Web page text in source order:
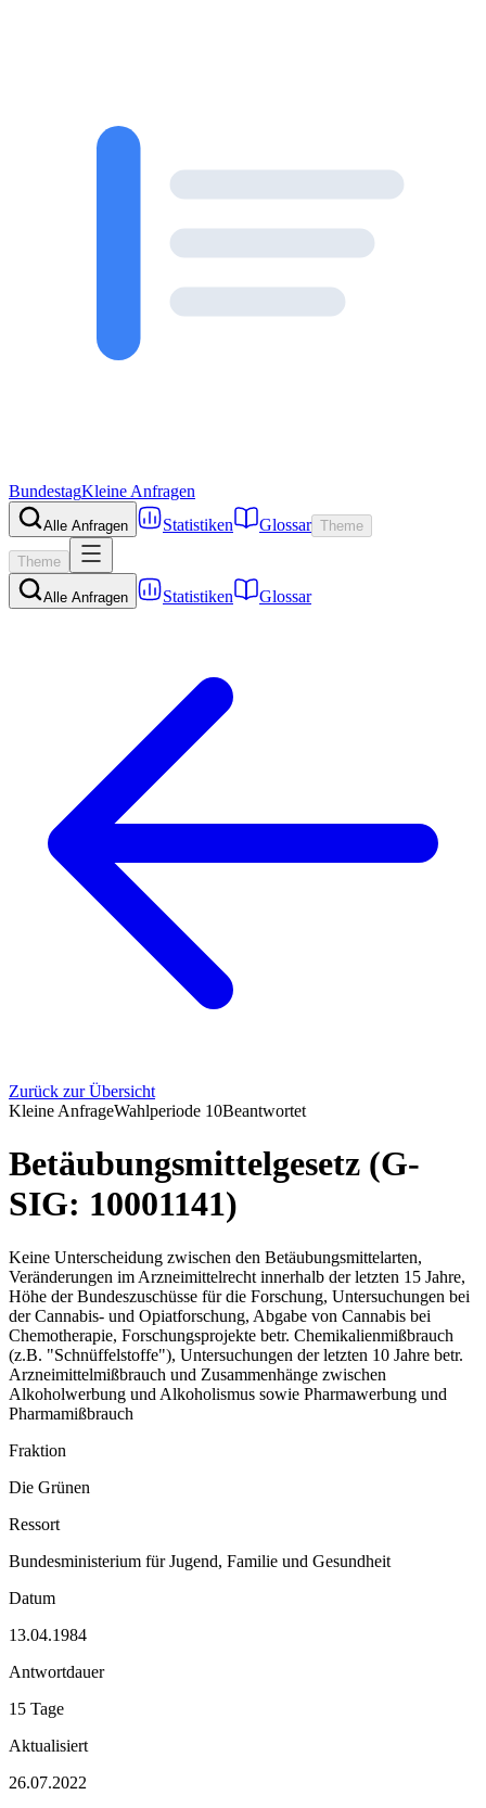
BundestagKleine Anfragen
Alle Anfragen Statistiken Glossar Theme
Theme
Alle Anfragen Statistiken Glossar
Zurück zur Übersicht
Kleine AnfrageWahlperiode 10Beantwortet
Betäubungsmittelgesetz (G-
SIG: 10001141)
Keine Unterscheidung zwischen den Betäubungsmittelarten,
Veränderungen im Arzneimittelrecht innerhalb der letzten 15 Jahre,
Höhe der Bundeszuschüsse für die Forschung, Untersuchungen bei
der Cannabis- und Opiatforschung, Abgabe von Cannabis bei
Chemotherapie, Forschungsprojekte betr. Chemikalienmißbrauch
(z.B. "Schnüffelstoffe"), Untersuchungen der letzten 10 Jahre betr.
Arzneimittelmißbrauch und Zusammenhänge zwischen
Alkoholwerbung und Alkoholismus sowie Pharmawerbung und
Pharmamißbrauch
Fraktion
Die Grünen
Ressort
Bundesministerium für Jugend, Familie und Gesundheit
Datum
13.04.1984
Antwortdauer
15 Tage
Aktualisiert
26.07.2022